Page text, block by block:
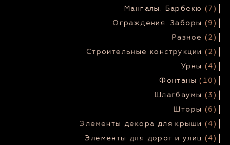
Мангалы. Барбекю
(7)
Ограждения. Заборы
(9)
Разное
(2)
Строительные конструкции
(2)
Урны
(4)
Фонтаны (10)
Шлагбаумы
(3)
Шторы
(6)
Элементы декора для крыши
(4)
Элементы для дорог и улиц (4)